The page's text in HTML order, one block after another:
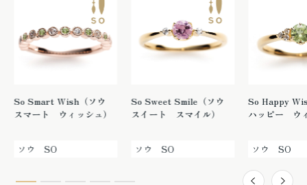
So Smart Wish（ソウ
スマート ウィッシュ）
ソウ SO
So Sweet Smile（ソウ
スイート スマイル）
ソウ SO
So Happy
ハッピー ウ
ソウ SO